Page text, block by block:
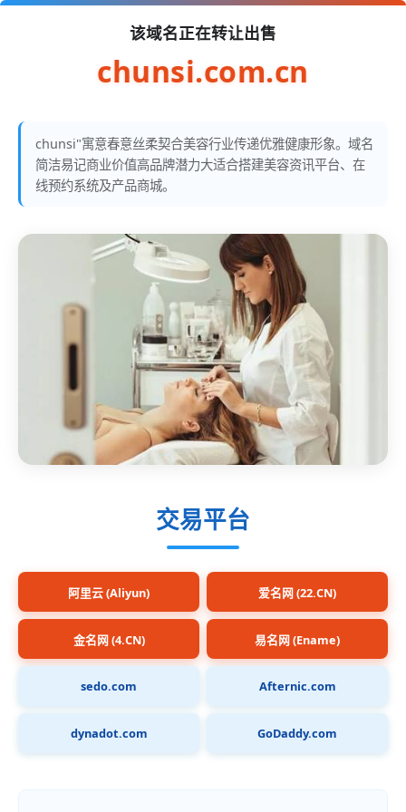
该域名正在转让出售
chunsi.com.cn
chunsi"寓意春意丝柔契合美容行业传递优雅健康形象。域名
简洁易记商业价值高品牌潜力大适合搭建美容资讯平台、在
线预约系统及产品商城。
交易平台
阿里云 (Aliyun) 爱名网 (22.CN)
金名网 (4.CN) 易名网 (Ename)
sedo.com Afternic.com
dynadot.com GoDaddy.com